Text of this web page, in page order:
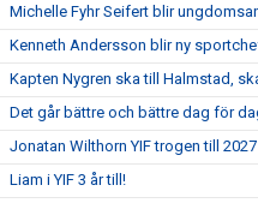
Michelle Fyhr Seifert blir
Kenneth Andersson blir ny
Kapten Nygren ska till Halmstad,
Det går bättre och bättre dag för
Jonatan Wilthorn YIF trogen till 2027
Liam i YIF 3 år till!